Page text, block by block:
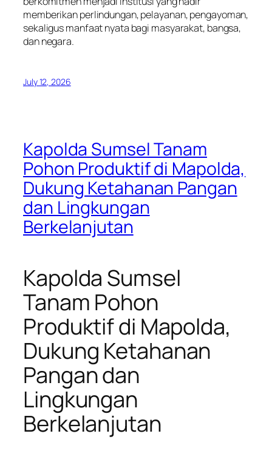
memberikan perlindungan, pelayanan, pengayoman,
sekaligus manfaat nyata bagi masyarakat, bangsa,
dan negara.
July 12, 2026
Kapolda Sumsel Tanam
Pohon Produktif di Mapolda,
Dukung Ketahanan Pangan
dan Lingkungan
Berkelanjutan
Kapolda Sumsel
Tanam Pohon
Produktif di Mapolda,
Dukung Ketahanan
Pangan dan
Lingkungan
Berkelanjutan